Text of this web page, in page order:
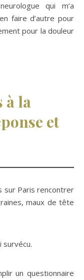
qui m’a
faire d’autre pour
pour la douleur
à la
et
sur Paris rencontrer
maux de tête
survécu.
un questionnaire